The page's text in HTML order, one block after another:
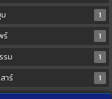
1
ร์
1
รม
1
าร์ 1